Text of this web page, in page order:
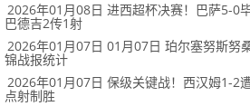
2026年01月08日 进西超杯决赛！巴萨5-0
巴德吉2传1射
2026年01月07日 01月07日 珀尔塞努斯努
锦战报统计
2026年01月07日 保级关键战！西汉姆1-2
点射制胜